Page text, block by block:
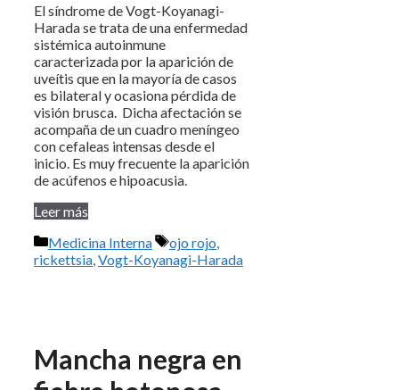
El síndrome de Vogt-Koyanagi-
Harada se trata de una enfermedad
sistémica autoinmune
caracterizada por la aparición de
uveítis que en la mayoría de casos
es bilateral y ocasiona pérdida de
visión brusca. Dicha afectación se
acompaña de un cuadro meníngeo
con cefaleas intensas desde el
inicio. Es muy frecuente la aparición
de acúfenos e hipoacusia.
Leer más
Categorías
Medicina Interna Etiquetas
ojo rojo
rickettsia Vogt-Koyanagi-Harada
Mancha negra en